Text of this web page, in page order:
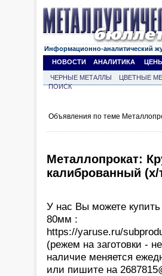
Информационно-аналитический
НОВОСТИ
АНАЛИТИКА
ЧЕРНЫЕ МЕТАЛЛЫ ЦВЕТНЫЕ
ПОИСК
Объявления по теме
Металлопрокат:
калиброванный
У нас Вы можете
80мм :
https://yaruse.ru/
(режем на заготовки -
наличие меняется
или пишите на